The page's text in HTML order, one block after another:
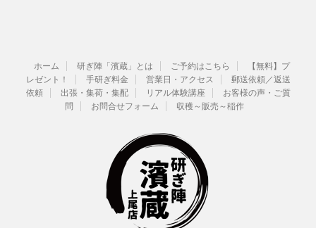
ホーム 研ぎ陣「濱蔵」とは ご予約はこちら
【無料】プ
レゼント！
手研ぎ料金 営業日・アクセス
郵送依頼／返送
依頼
出張・集荷・集配 リアル体験講座
お客様の声・ご質
問
お問合せフォーム 収穫～販売～稲作